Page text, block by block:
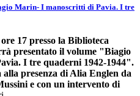
Marin- I manoscritti di Pavia. I tre
17 presso la Biblioteca
presentato il volume "Biagio
I tre quaderni 1942-1944".
presenza di Alia Englen da
e con un intervento di